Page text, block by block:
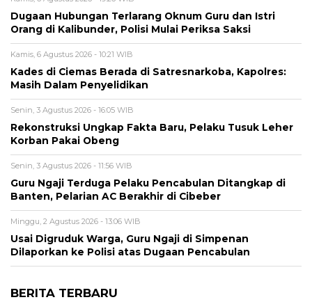
Dugaan Hubungan Terlarang Oknum Guru dan Istri
Orang di Kalibunder, Polisi Mulai Periksa Saksi
Kamis, 6 Agustus 2026 - 10:21 WIB
Kades di Ciemas Berada di Satresnarkoba, Kapolres:
Masih Dalam Penyelidikan
Senin, 3 Agustus 2026 - 16:05 WIB
Rekonstruksi Ungkap Fakta Baru, Pelaku Tusuk Leher
Korban Pakai Obeng
Senin, 3 Agustus 2026 - 11:56 WIB
Guru Ngaji Terduga Pelaku Pencabulan Ditangkap di
Banten, Pelarian AC Berakhir di Cibeber
Minggu, 2 Agustus 2026 - 13:06 WIB
Usai Digruduk Warga, Guru Ngaji di Simpenan
Dilaporkan ke Polisi atas Dugaan Pencabulan
BERITA TERBARU